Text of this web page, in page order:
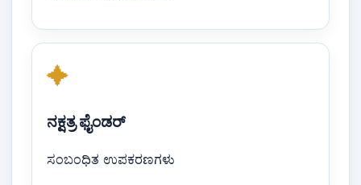
✦
ನಕ್ಷತ್ರ ಫೈಂಡರ್
ಸಂಬಂಧಿತ ಉಪಕರಣಗಳು